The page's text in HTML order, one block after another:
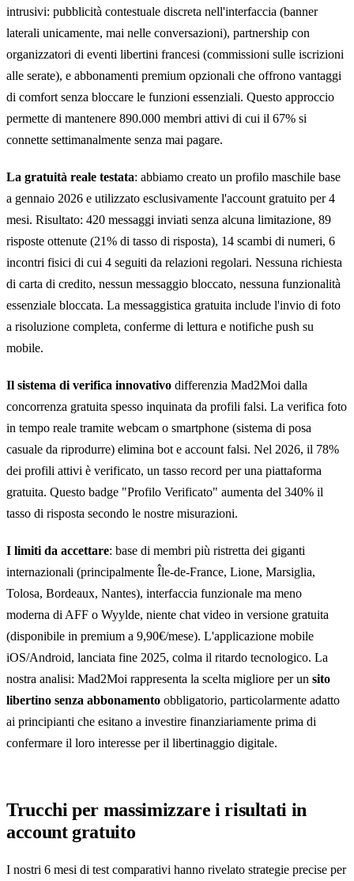
intrusivi: pubblicità contestuale discreta nell'interfaccia (banner
laterali unicamente, mai nelle conversazioni), partnership con
organizzatori di eventi libertini francesi (commissioni sulle iscrizioni
alle serate), e abbonamenti premium opzionali che offrono vantaggi
di comfort senza bloccare le funzioni essenziali. Questo approccio
permette di mantenere 890.000 membri attivi di cui il 67% si
connette settimanalmente senza mai pagare.
La gratuità reale testata: abbiamo creato un profilo maschile base
a gennaio 2026 e utilizzato esclusivamente l'account gratuito per 4
mesi. Risultato: 420 messaggi inviati senza alcuna limitazione, 89
risposte ottenute (21% di tasso di risposta), 14 scambi di numeri, 6
incontri fisici di cui 4 seguiti da relazioni regolari. Nessuna richiesta
di carta di credito, nessun messaggio bloccato, nessuna funzionalità
essenziale bloccata. La messaggistica gratuita include l'invio di foto
a risoluzione completa, conferme di lettura e notifiche push su
mobile.
Il sistema di verifica innovativo differenzia Mad2Moi dalla
concorrenza gratuita spesso inquinata da profili falsi. La verifica foto
in tempo reale tramite webcam o smartphone (sistema di posa
casuale da riprodurre) elimina bot e account falsi. Nel 2026, il 78%
dei profili attivi è verificato, un tasso record per una piattaforma
gratuita. Questo badge "Profilo Verificato" aumenta del 340% il
tasso di risposta secondo le nostre misurazioni.
I limiti da accettare: base di membri più ristretta dei giganti
internazionali (principalmente Île-de-France, Lione, Marsiglia,
Tolosa, Bordeaux, Nantes), interfaccia funzionale ma meno
moderna di AFF o Wyylde, niente chat video in versione gratuita
(disponibile in premium a 9,90€/mese). L'applicazione mobile
iOS/Android, lanciata fine 2025, colma il ritardo tecnologico. La
nostra analisi: Mad2Moi rappresenta la scelta migliore per un sito
libertino senza abbonamento obbligatorio, particolarmente adatto
ai principianti che esitano a investire finanziariamente prima di
confermare il loro interesse per il libertinaggio digitale.
Trucchi per massimizzare i risultati in
account gratuito
I nostri 6 mesi di test comparativi hanno rivelato strategie precise per